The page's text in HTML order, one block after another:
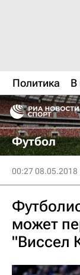
Политика В
Футбол
00:27 08.05.2018
может
"Виссел